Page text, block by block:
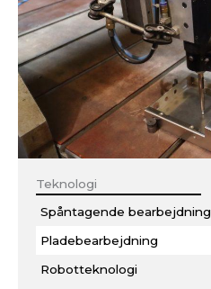
Teknologi
Spåntagende bearbejdning
Pladebearbejdning
Robotteknologi